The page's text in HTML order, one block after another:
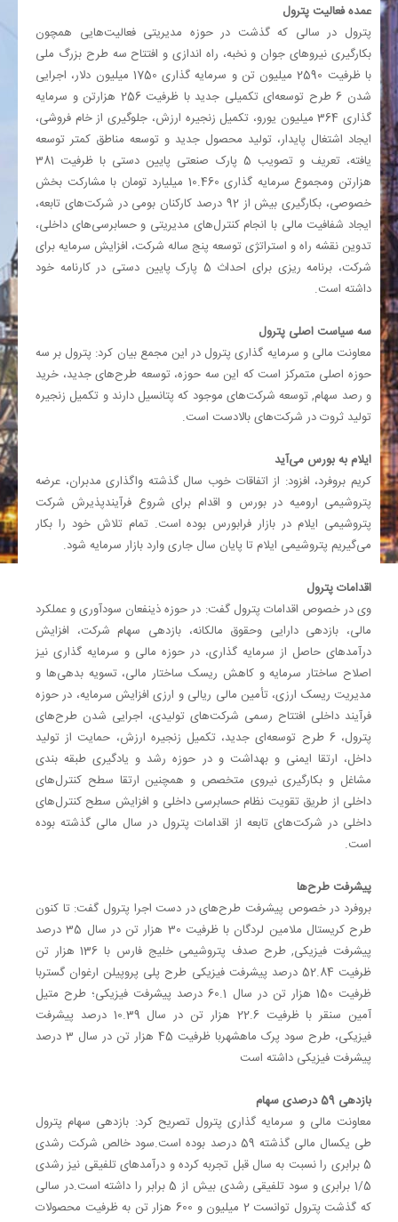
عمده فعالیت پترول
پترول در سالی که گذشت در حوزه مدیریتی فعالیت‌هایی همچون
بکارگیری نیروهای جوان و نخبه، راه ‏اندازی و افتتاح سه طرح بزرگ ملی
با ظرفیت 2590 میلیون تن و سرمایه گذاری 1750 میلیون دلار، ‏اجرایی
شدن 6 طرح توسعه‌ای تکمیلی جدید با ظرفیت 256 هزارتن و سرمایه
گذاری 364 میلیون یورو، ‏تکمیل زنجیره ارزش، جلوگیری از خام فروشی،
ایجاد اشتغال پایدار، تولید محصول جدید و توسعه مناطق ‏کمتر توسعه
یافته، تعریف و تصویب 5 پارک صنعتی پایین دستی با ظرفیت 381
هزارتن ومجموع سرمایه ‏گذاری 10.460 میلیارد تومان با مشارکت بخش
خصوصی، بکارگیری بیش از 92 درصد کارکنان بومی در ‏شرکت‌های تابعه،
ایجاد شفافیت مالی با انجام کنترل‌های مدیریتی و حسابرسی‌های داخلی،
تدوین نقشه راه ‏و استراتژی توسعه پنج ساله شرکت، افزایش سرمایه برای
شرکت، برنامه ریزی برای احداث 5 پارک پایین ‏دستی در کارنامه خود
داشته است‎.‎
سه سیاست اصلی پترول
معاونت مالی و سرمایه گذاری پترول در این مجمع بیان کرد: پترول بر سه
حوزه اصلی متمرکز است که ‏این سه حوزه، توسعه طرح‌های جدید، خرید
و رصد سهام, توسعه شرکت‌های موجود که پتانسیل دارند و ‏تکمیل زنجیره
تولید ثروت در شرکت‌های بالادست است‎.‎
ایلام به بورس می‌آید
کریم بروفرد، افزود: از اتفاقات خوب سال گذشته واگذاری مدبران، عرضه
پتروشیمی ارومیه در بورس و ‏اقدام برای شروع فرآیندپذیرش شرکت
پتروشیمی ایلام در بازار فرابورس بوده است‎.‎‏ تمام تلاش خود را ‏بکار
می‌گیریم پتروشیمی ایلام تا پایان سال جاری وارد بازار سرمایه شود.‏
اقدامات پترول
وی در خصوص اقدامات پترول گفت: در حوزه ذینفعان سودآوری و عملکرد
مالی، بازدهی دارایی وحقوق ‏مالکانه، بازدهی سهام شرکت، افزایش
درآمدهای حاصل از سرمایه گذاری، در حوزه مالی و سرمایه گذاری ‏نیز
اصلاح ساختار سرمایه و کاهش ریسک ساختار مالی، تسویه بدهی‌ها و
مدیریت ریسک ارزی، تأمین ‏مالی ریالی و ارزی افزایش سرمایه، در حوزه
فرآیند داخلی افتتاح رسمی شرکت‌های تولیدی، اجرایی شدن ‏طرح‌های
پترول، 6 طرح توسعه‌ای جدید، تکمیل زنجیره ارزش، حمایت از تولید
داخل، ارتقا ایمنی و ‏بهداشت و در حوزه رشد و یادگیری طبقه بندی
مشاغل و بکارگیری نیروی متخصص و همچنین ارتقا سطح ‏کنترل‌های
داخلی از طریق تقویت نظام حسابرسی داخلی و افزایش سطح کنترل‌های
داخلی در شرکت‌های ‏تابعه از اقدامات پترول در سال مالی گذشته بوده
است‎.‎
پیشرفت طرح‌ها
بروفرد در خصوص پیشرفت طرح‌های در دست اجرا پترول گفت: تا کنون
طرح کریستال ملامین لردگان با ‏ظرفیت 30 هزار تن در سال 35 درصد
پیشرفت فیزیکی, طرح صدف پتروشیمی خلیج فارس با 136 هزار ‏تن
ظرفیت 52.84 درصد پیشرفت فیزیکی طرح پلی پروپیلن ارغوان گستربا
ظرفیت 150 هزار تن در سال ‏‏60.1 درصد پیشرفت فیزیکی؛ طرح متیل
آمین سنقر با ظرفیت 22.6 هزار تن در سال 10.39 درصد پیشرفت
‏فیزیکی، طرح سود پرک ماهشهربا ظرفیت 45 هزار تن در سال 3 درصد
پیشرفت فیزیکی داشته است
بازدهی 59 درصدی سهام
معاونت مالی و سرمایه گذاری پترول تصریح کرد: بازدهی سهام پترول
طی یکسال مالی گذشته 59 درصد ‏بوده است‎.‎سود خالص شرکت رشدی
5 برابری را نسبت به سال قبل تجربه کرده و درآمدهای تلفیقی نیز ‏رشدی
1/5 برابری و سود تلفیقی رشدی بیش از 5 برابر را داشته است‎.‎در سالی
که گذشت پترول توانست ‏‏2 میلیون و 600 هزار تن به ظرفیت محصولات